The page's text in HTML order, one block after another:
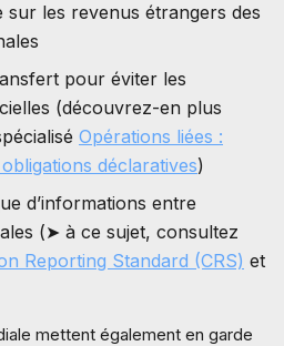
sur les revenus étrangers des
pour éviter les
(découvrez-en plus
Opérations liées :
déclaratives)
d’informations entre
(➤ à ce sujet, consultez
Reporting Standard (CRS) et
mettent également en garde